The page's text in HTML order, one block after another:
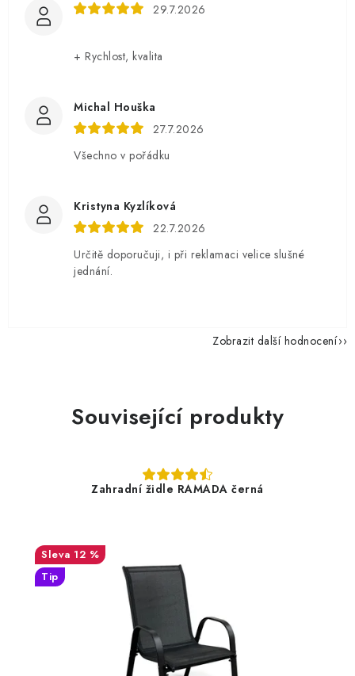
29.7.2026
+ Rychlost, kvalita
Michal Houška
27.7.2026
Všechno v pořádku
Kristyna Kyzlíková
22.7.2026
Určitě doporučuji, i při reklamaci velice slušné
jednání.
Zobrazit další hodnocení
Související produkty
Zahradní židle RAMADA černá
12 %
Tip